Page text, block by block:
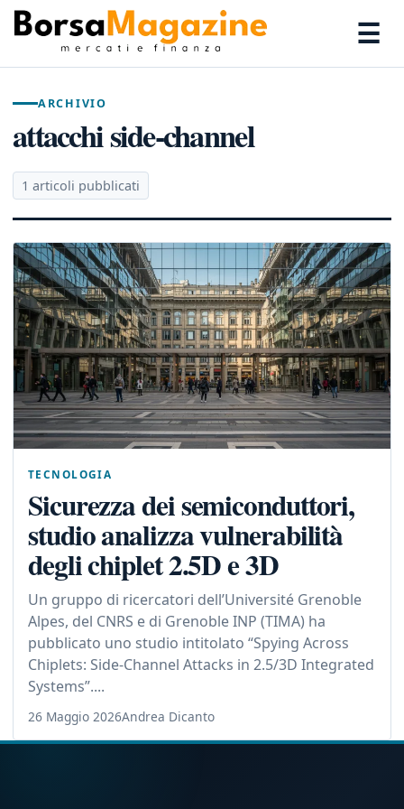
☰
ARCHIVIO
attacchi side-channel
1 articoli pubblicati
TECNOLOGIA
Sicurezza dei semiconduttori,
studio analizza vulnerabilità
degli chiplet 2.5D e 3D
Un gruppo di ricercatori dell’Université Grenoble
Alpes, del CNRS e di Grenoble INP (TIMA) ha
pubblicato uno studio intitolato “Spying Across
Chiplets: Side-Channel Attacks in 2.5/3D Integrated
Systems”....
26 Maggio 2026Andrea Dicanto